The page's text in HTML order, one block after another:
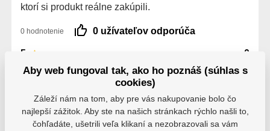
ktorí si produkt reálne zakúpili.
0 hodnotenie 0 užívateľov odporúča
5
0
4
Aby web fungoval tak, ako ho poznáš (súhlas s
cookies)
Záleží nám na tom, aby pre vás nakupovanie bolo čo
najlepší zážitok. Aby ste na našich stránkach rýchlo našli to,
čohľadáte, ušetrili veľa klikaní a nezobrazovali sa vám